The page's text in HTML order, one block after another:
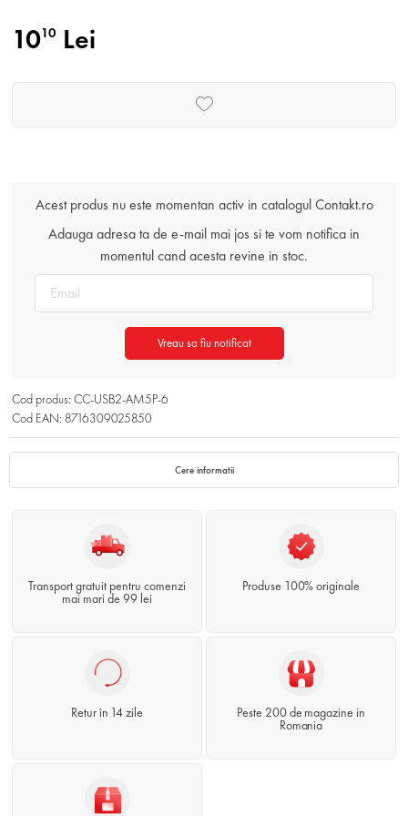
1010 Lei
Acest produs nu este momentan activ in catalogul Contakt.ro
Adauga adresa ta de e-mail mai jos si te vom notifica in
momentul cand acesta revine in stoc.
Vreau sa fiu notificat
Cod produs: CC-USB2-AM5P-6
Cod EAN: 8716309025850
Cere informatii
Transport gratuit pentru comenzi
mai mari de 99 lei
Produse 100% originale
Retur în 14 zile
Peste 200 de magazine in
Romania